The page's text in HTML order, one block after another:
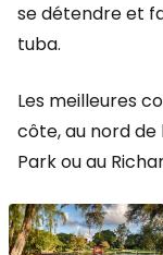
se détendre et
tuba.
Les meilleures
côte, au nord
Park ou au